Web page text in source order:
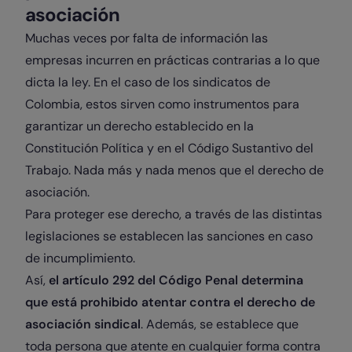
asociación
Muchas veces por falta de información las
empresas incurren en prácticas contrarias a lo que
dicta la ley. En el caso de los sindicatos de
Colombia, estos sirven como instrumentos para
garantizar un derecho establecido en la
Constitución Política y en el Código Sustantivo del
Trabajo. Nada más y nada menos que el derecho de
asociación.
Para proteger ese derecho, a través de las distintas
legislaciones se establecen las sanciones en caso
de incumplimiento.
Así, el artículo 292 del Código Penal determina
que está prohibido atentar contra el derecho de
asociación sindical. Además, se establece que
toda persona que atente en cualquier forma contra